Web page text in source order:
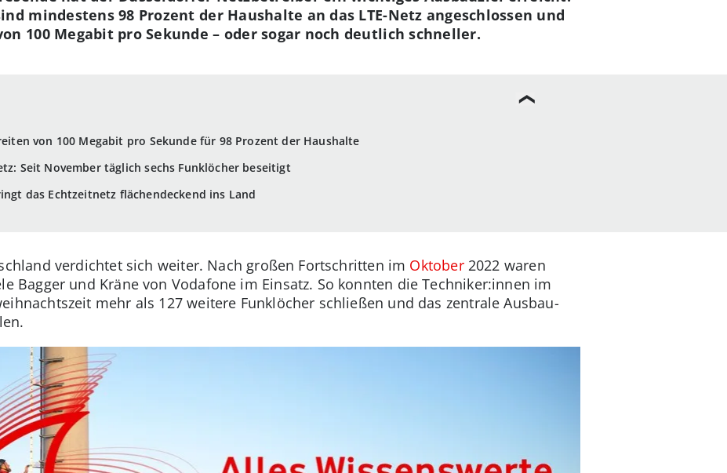
von 100 Megabit pro Sekunde für 98 Prozent der Haushalte
Seit November täglich sechs Funklöcher beseitigt
das Echtzeitnetz flächendeckend ins Land
mindestens 98 Prozent der Haushalte an das LTE-Netz angeschlossen und
100 Megabit pro Sekunde – oder sogar noch deutlich schneller.
verdichtet sich weiter. Nach großen Fortschritten im Oktober2022 waren
Bagger und Kräne von Vodafone im Einsatz. So konnten die Techniker:innen im
mehr als 127 weitere Funklöcher schließen und das zentrale Ausbau-